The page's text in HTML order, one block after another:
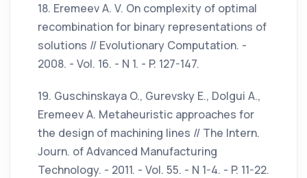
18. Eremeev A. V. On complexity of optimal
recombination for binary representations of
solutions // Evolutionary Computation. -
2008. - Vol. 16. - N 1. - P. 127-147.
19. Guschinskaya O., Gurevsky E., Dolgui A.,
Eremeev A. Metaheuristic approaches for
the design of machining lines // The Intern.
Journ. of Advanced Manufacturing
Technology. - 2011. - Vol. 55. - N 1-4. - P. 11-22.